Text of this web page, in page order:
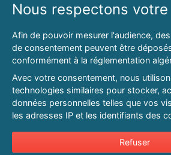
NOS RÉSEAUX SOCIAUX
Notre page Facebook
Notre page LinkedIn
Notre page Instagram
Notre page Twitter
© 2026 PAGESMAGHREB.COM. ALL
Nous respectons
Afin de pouvoir mesurer l'audience,
de consentement peuvent être
conformément à la réglementation
Avec votre consentement, nous
technologies similaires pour stocker,
données personnelles telles que vos
les adresses IP et les identifiants des
sur l'intérêt légitime à tout moment en
».
Refuser